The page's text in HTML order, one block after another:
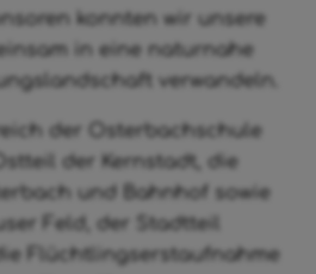
konnten wir unsere
in eine naturnahe
verwandeln.
der Osterbachschule
der Kernstadt, die
und Bahnhof sowie
Feld, der Stadtteil
Flüchtlingserstaufnahme